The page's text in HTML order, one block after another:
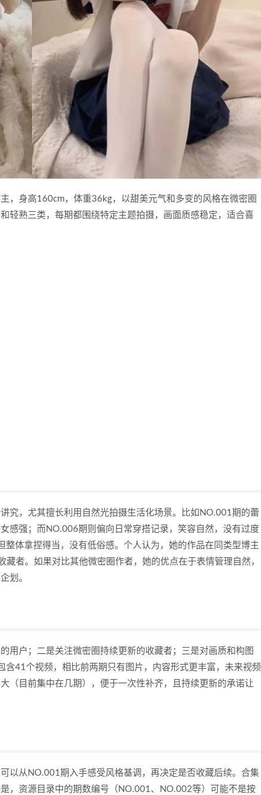
，身高160cm，体重36kg，以甜美元气和多变的风格在微密圈
轻熟三类，每期都围绕特定主题拍摄，画面质感稳定，适合喜
究，尤其擅长利用自然光拍摄生活化场景。比如NO.001期的蕾
感强；而NO.006期则偏向日常穿搭记录，笑容自然，没有过度
体拿捏得当，没有低俗感。个人认为，她的作品在同类型博主
藏者。如果对比其他微密圈作者，她的优点在于表情管理自然，
划。
用户；二是关注微密圈持续更新的收藏者；三是对画质和构图
41个视频，相比前两期只有图片，内容形式更丰富，未来视频
（目前集中在几期），便于一次性补齐，且持续更新的承诺让
以从NO.001期入手感受风格基调，再决定是否收藏后续。合集
，资源目录中的期数编号（NO.001、NO.002等）可能不是按